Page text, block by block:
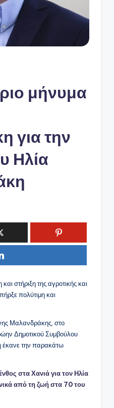
μήνυμα
για την
Ηλία
στήριξη της αγροτικής και
πολύτιμη και
Μαλανδράκης, στο
Δημοτικού Συμβούλου
έκανε την παρακάτω
στα Χανιά για τον Ηλία
από τη ζωή στα 70 του